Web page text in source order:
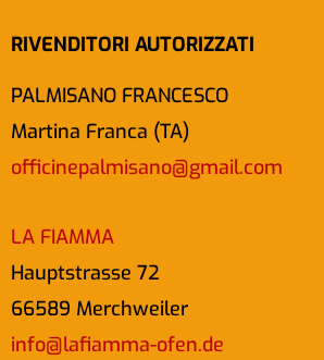
RIVENDITORI AUTORIZZATI
PALMISANO FRANCESCO
Martina Franca (TA)
officinepalmisano@gmail.com
LA FIAMMA
Hauptstrasse 72
66589 Merchweiler
info@lafiamma-ofen.de